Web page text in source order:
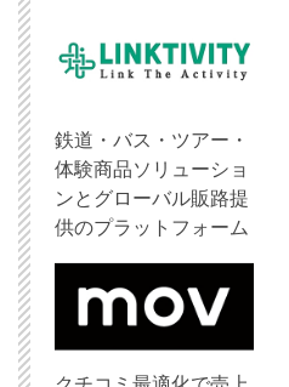
鉄道・バス・ツアー・
体験商品ソリューショ
ンとグローバル販路提
供のプラットフォーム